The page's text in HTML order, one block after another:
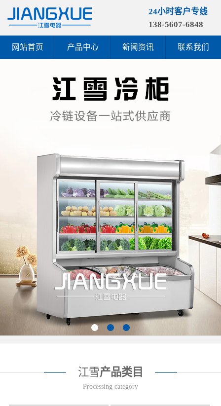
24小时客户专线
138-5607-6848
网站首页 产品中心 新闻资讯 联系我们
江雪产品类目
Processing category